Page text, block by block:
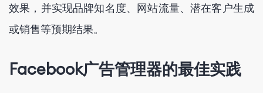
效果，并实现品牌知名度、网站流量、潜在客户生成
或销售等预期结果。
Facebook广告管理器的最佳实践